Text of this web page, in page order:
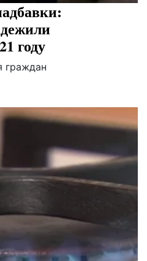
году
граждан